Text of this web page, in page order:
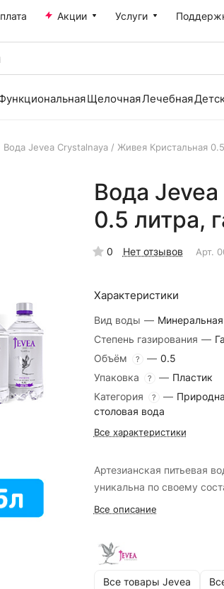
Акции Услуги
ЩелочнаяЛечебная
Вода Jevea Crystalnaya / Живея Кристальная
Вода
0.5 литра,
0 Нет отзывов Арт.
Характеристики
Вид воды — Минеральная
Степень газирования —
Объём
? — 0.5
Упаковка
? — Пластик
Категория
? —
столовая вода
Все характеристики
Артезианская питьевая
уникальна по своему
Все описание
Все товары Jevea